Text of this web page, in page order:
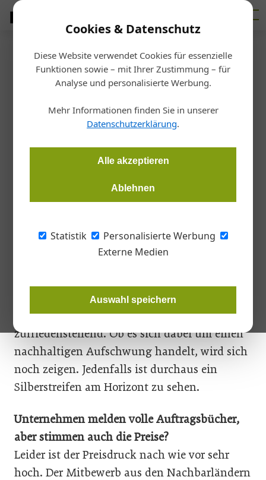
Cookies & Datenschutz
Diese Website verwendet Cookies für essenzielle
Funktionen sowie – mit Ihrer Zustimmung – für
Analyse und personalisierte Werbung.
Mehr Informationen finden Sie in unserer
Datenschutzerklärung.
Alle akzeptieren
Ablehnen
Statistik
Personalisierte Werbung
Externe Medien
Auswahl speichern
Startseite/Interessensvertretungen
„Der Preisdruck ist nach wie
vor sehr hoch“
Auftrags- und Preislage, Facharbeitersituation und
Landesinnungsmeister Bau in Niederösterreich, gefragt, wie
das Jahr 2017 aus seiner Sicht läuft.
Ist ein Aufschwung zu spüren?
Die Auslastung der Betriebe ist derzeit
zufriedenstellend. Ob es sich dabei um einen
nachhaltigen Aufschwung handelt, wird sich
noch zeigen. Jedenfalls ist durchaus ein
Silberstreifen am Horizont zu sehen.
Unternehmen melden volle Auftragsbücher,
aber stimmen auch die Preise?
Leider ist der Preisdruck nach wie vor sehr
hoch. Der Mitbewerb aus den Nachbarländern